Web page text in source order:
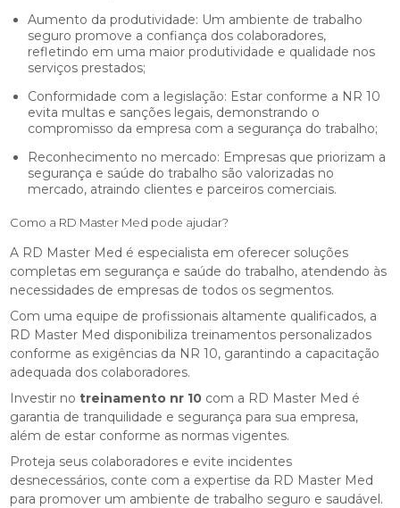
Aumento da produtividade: Um ambiente de trabalho
seguro promove a confiança dos colaboradores,
refletindo em uma maior produtividade e qualidade nos
serviços prestados;
Conformidade com a legislação: Estar conforme a NR 10
evita multas e sanções legais, demonstrando o
compromisso da empresa com a segurança do trabalho;
Reconhecimento no mercado: Empresas que priorizam a
segurança e saúde do trabalho são valorizadas no
mercado, atraindo clientes e parceiros comerciais.
Como a RD Master Med pode ajudar?
A RD Master Med é especialista em oferecer soluções
completas em segurança e saúde do trabalho, atendendo às
necessidades de empresas de todos os segmentos.
Com uma equipe de profissionais altamente qualificados, a
RD Master Med disponibiliza treinamentos personalizados
conforme as exigências da NR 10, garantindo a capacitação
adequada dos colaboradores.
Investir notreinamento nr 10 com a RD Master Med é
garantia de tranquilidade e segurança para sua empresa,
além de estar conforme as normas vigentes.
Proteja seus colaboradores e evite incidentes
desnecessários, conte com a expertise da RD Master Med
para promover um ambiente de trabalho seguro e saudável.